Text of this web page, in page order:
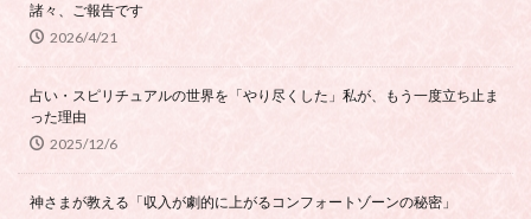
諸々、ご報告です
2026/4/21
占い・スピリチュアルの世界を「やり尽くした」私が、もう一度立ち止ま
った理由
2025/12/6
神さまが教える「収入が劇的に上がるコンフォートゾーンの秘密」